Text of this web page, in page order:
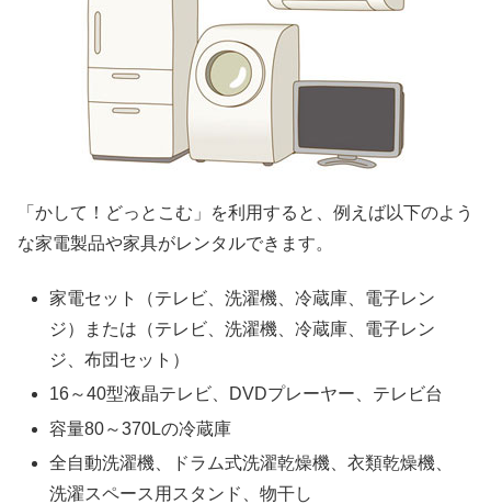
「かして！どっとこむ」を利用すると、例えば以下のよう
な家電製品や家具がレンタルできます。
家電セット（テレビ、洗濯機、冷蔵庫、電子レン
ジ）または（テレビ、洗濯機、冷蔵庫、電子レン
ジ、布団セット）
16～40型液晶テレビ、DVDプレーヤー、テレビ台
容量80～370Lの冷蔵庫
全自動洗濯機、ドラム式洗濯乾燥機、衣類乾燥機、
洗濯スペース用スタンド、物干し